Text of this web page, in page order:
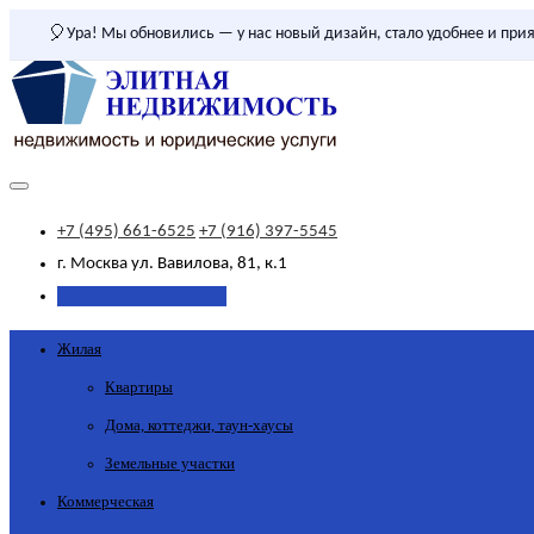
🎈 Ура! Мы обновились — у нас новый дизайн, стало удобнее и
+7 (495) 661-6525 +7 (916) 397-5545
г. Москва ул. Вавилова, 81, к.1
Жилая
Квартиры
Дома, коттеджи, таун-хаусы
Земельные участки
Коммерческая